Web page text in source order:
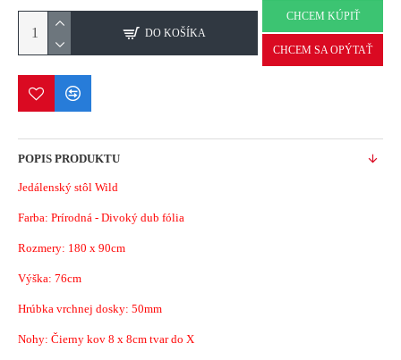
DO KOŠÍKA
CHCEM KÚPIŤ
CHCEM SA OPÝTAŤ
POPIS PRODUKTU
Jedálenský stôl Wild
Farba: Prírodná - Divoký dub fólia
Rozmery: 180 x 90cm
Výška: 76cm
Hrúbka vrchnej dosky: 50mm
Nohy: Čierny kov 8 x 8cm tvar do X